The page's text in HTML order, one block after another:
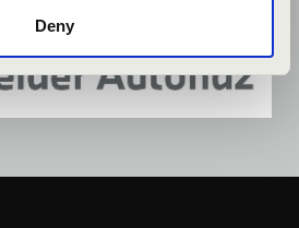
Deny